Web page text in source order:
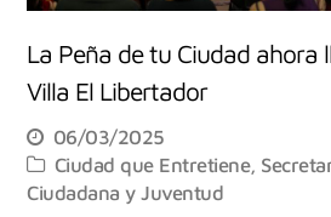
La Peña de tu Ciudad ahora
Villa El Libertador
06/03/2025
Ciudad que Entretiene,
Ciudadana y Juventud